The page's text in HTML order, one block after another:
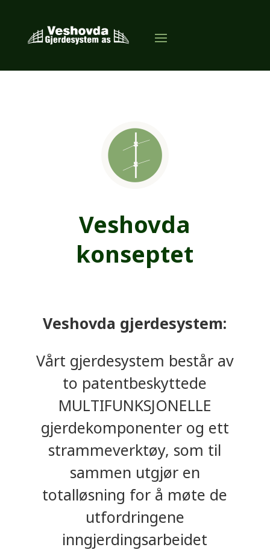
Veshovda
konseptet
Veshovda gjerdesystem:
Vårt gjerdesystem består av
to patentbeskyttede
MULTIFUNKSJONELLE
gjerdekomponenter og ett
strammeverktøy, som til
sammen utgjør en
totalløsning for å møte de
utfordringene
inngjerdingsarbeidet